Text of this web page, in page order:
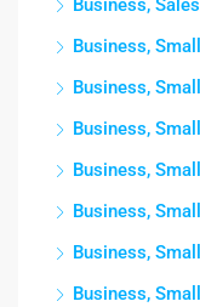
Business, Sales
Business,
Business,
Business,
Business,
Business,
Business,
Business,